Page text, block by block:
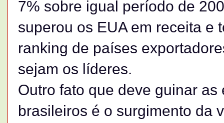
7% sobre igual período de
superou os EUA em receita e
ranking de países
sejam os líderes.
Outro fato que deve guinar
brasileiros é o surgimento da